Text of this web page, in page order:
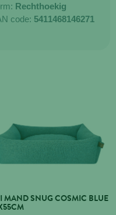
Rechthoekig
code: 5411468146271
MAND SNUG COSMIC BLUE